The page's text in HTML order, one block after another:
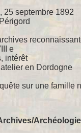
, 25 septembre 1892
e
intérêt
en Dordogne
sur une famille
Archéologie